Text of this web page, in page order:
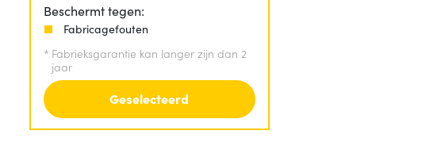
Beschermt tegen:
Fabricagefouten
* Fabrieksgarantie kan langer zijn dan 2
jaar
Geselecteerd